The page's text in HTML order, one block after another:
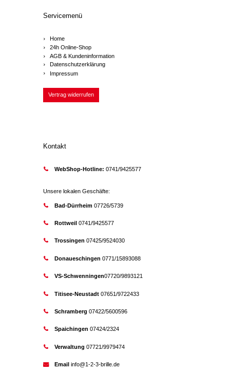
Servicemenü
Home
24h Online-Shop
AGB & Kundeninformation
Datenschutzerklärung
Impressum
Vertrag widerrufen
Kontakt
WebShop-Hotline: 0741/9425577
Unsere lokalen Geschäfte:
Bad-Dürrheim07726/5739
Rottweil0741/9425577
Trossingen 07425/9524030
Donaueschingen 0771/15893088
VS-Schwenningen07720/9893121
Titisee-Neustadt07651/9722433
Schramberg 07422/5600596
Spaichingen 07424/2324
Verwaltung 07721/9979474
Emailinfo@1-2-3-brille.de